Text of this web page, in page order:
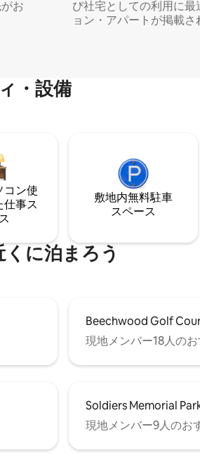
お
び社宅としての利用に
ョン・アパートが掲載さ
・設備
コン使
仕事ス
敷地内無料駐⁠車
ス⁠ペ⁠ー⁠ス
に泊まろう
Beechwood Golf
現地メンバー18人の
Soldiers Memorial
現地メンバー9人のお